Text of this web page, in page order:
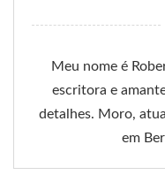
Meu nome é
escritora e
detalhes. Moro,
em